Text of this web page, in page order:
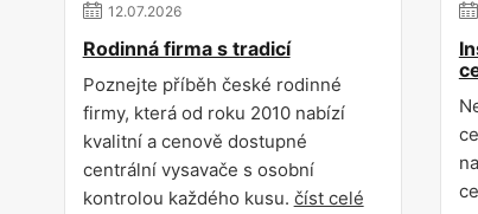
12.07.2026
Rodinná firma s tradicí
Poznejte příběh české rodinné
firmy, která od roku 2010 nabízí
kvalitní a cenově dostupné
centrální vysavače s osobní
kontrolou každého kusu. číst celé